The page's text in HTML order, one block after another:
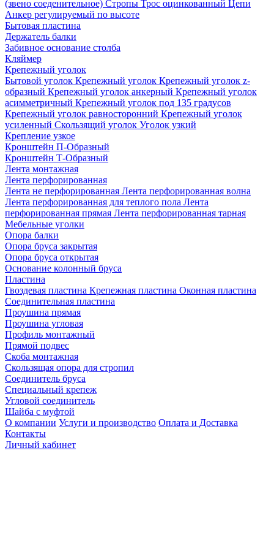
(звено соеденительное) Стропы Трос оцинкованный Цепи
Анкер регулируемый по высоте
Бытовая пластина
Держатель балки
Забивное основание столба
Кляймер
Крепежный уголок
Бытовой уголок Крепежный уголок Крепежный уголок z-
образный Крепежный уголок анкерный Крепежный уголок
асимметричный Крепежный уголок под 135 градусов
Крепежный уголок равносторонний Крепежный уголок
усиленный Скользящий уголок Уголок узкий
Крепление узкое
Кронштейн П-Образный
Кронштейн Т-Образный
Лента монтажная
Лента перфорированная
Лента не перфорированная Лента перфорированная волна
Лента перфорированная для теплого пола Лента
перфорированная прямая Лента перфорированная тарная
Мебельные уголки
Опора балки
Опора бруса закрытая
Опора бруса открытая
Основание колонный бруса
Пластина
Гвоздевая пластина Крепежная пластина Оконная пластина
Соединительная пластина
Проушина прямая
Проушина угловая
Профиль монтажный
Прямой подвес
Скоба монтажная
Скользящая опора для стропил
Соединитель бруса
Специальный крепеж
Угловой соединитель
Шайба с муфтой
О компании Услуги и производство Оплата и Доставка
Контакты
Личный кабинет